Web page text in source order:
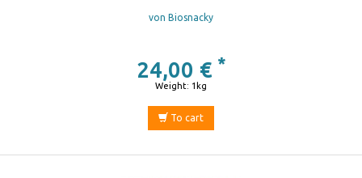
von Biosnacky
24,00 € *
Weight: 1kg
To cart